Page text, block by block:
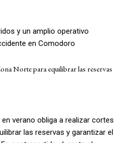
y un amplio operativo
en Comodoro
Norte para equilibrar las reservas
verano obliga a realizar cortes
las reservas y garantizar el